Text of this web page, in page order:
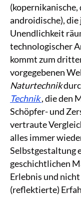
androidische),
Unendlichkeit
technologischer
kommt zum
vorgegebenen
Naturtechnik
Technik, die den
Schöpfer- und
vertraute
alles immer
Selbstgestaltung
geschichtlichen
Erlebnis und
(reflektierte)